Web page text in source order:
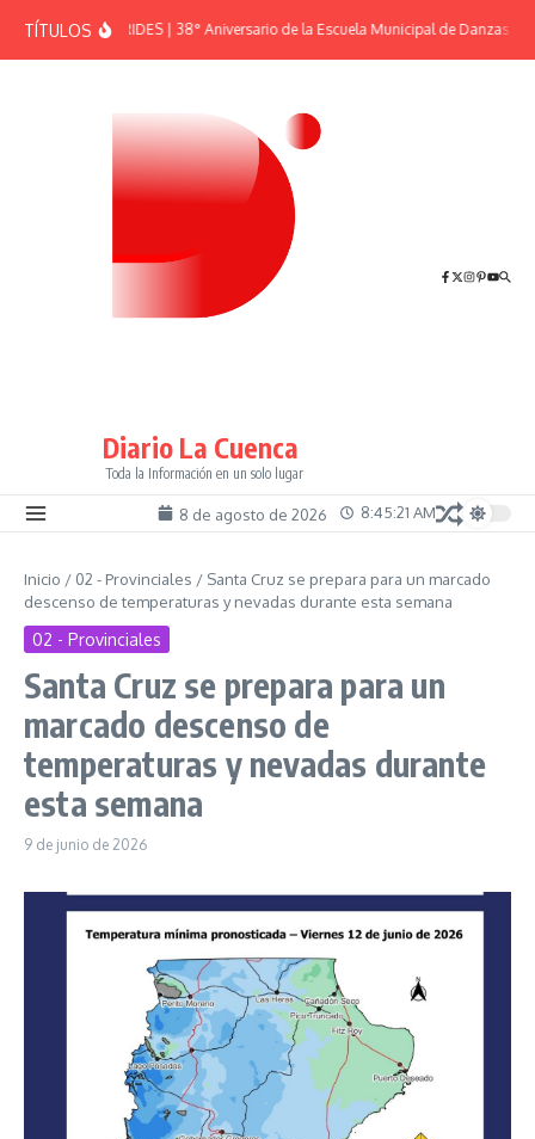
TÍTULOSEFEMÉRIDES | 38° Aniversario de la Escuela Municipal de Danzas “El
Diario La Cuenca
Toda la Información en un solo lugar
8 de agosto de 2026 8:45:21 AM
Inicio / 02 - Provinciales / Santa Cruz se prepara para un marcado
descenso de temperaturas y nevadas durante esta semana
02 - Provinciales
Santa Cruz se prepara para un
marcado descenso de
temperaturas y nevadas durante
esta semana
9 de junio de 2026